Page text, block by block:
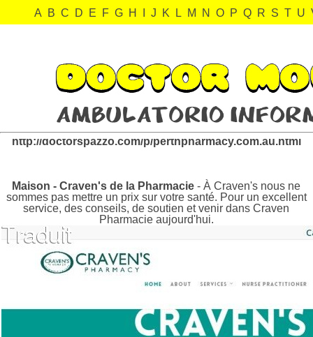
A B C D E F G H J K L M N O P Q R S T U
perthpharmacy.com.au Revisión:
http://doctorspazzo.com/p/perthpharmacy.com.au.html
Maison - Craven's de la Pharmacie- À Craven's nous ne
sommes pas mettre un prix sur votre santé. Pour un excellent
service, des conseils, de soutien et venir dans Craven
Pharmacie aujourd'hui.